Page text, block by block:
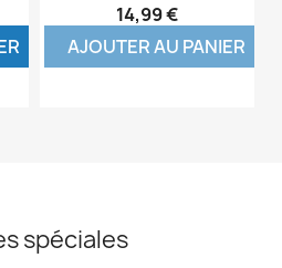
14,99 €
AJOUTER AU PANIER
spéciales